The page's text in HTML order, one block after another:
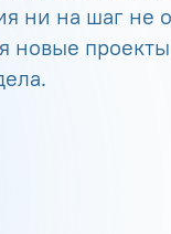
ни на шаг не
новые